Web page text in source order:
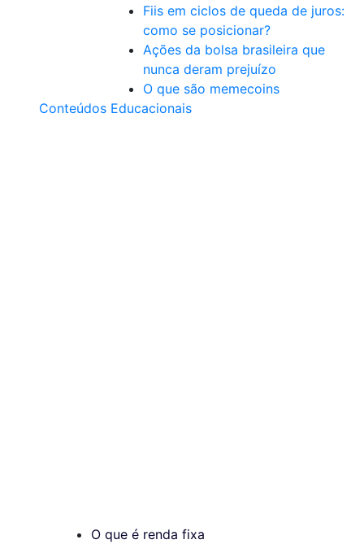
Fiis em ciclos de queda de juros:
como se posicionar?
Ações da bolsa brasileira que
nunca deram prejuízo
O que são memecoins
Conteúdos Educacionais
O que é renda fixa